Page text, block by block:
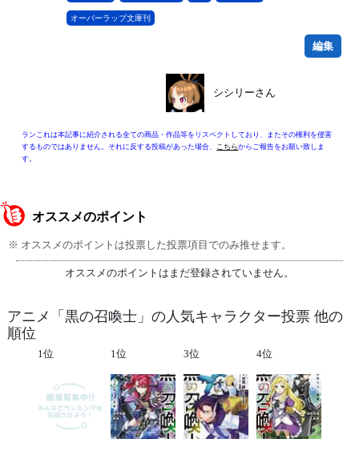
オーバーラップ文庫刊
編集
シシリーさん
ランこれは本記事に紹介される全ての商品・作品等をリスペクトしており、またその権利を侵害
するものではありません。それに反する投稿があった場合、 こちらからご報告をお願い致しま
す。
オススメのポイント
※ オススメのポイントは投票した投票項目でのみ推せます。
オススメのポイントはまだ登録されていません。
アニメ「黒の召喚士」の人気キャラクター投票 他の
順位
1位 1位 3位 4位